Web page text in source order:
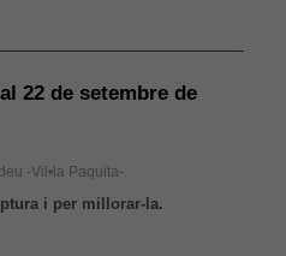
22 de setembre de
-Vil•la Paquita-
i per millorar-la.